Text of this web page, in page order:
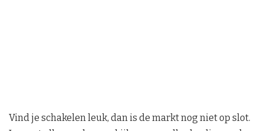
Vind je schakelen leuk, dan is de markt nog niet op slot.